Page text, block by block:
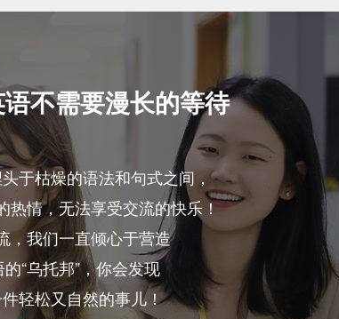
不需要漫长的等待
于枯燥的语法和句式之间，
热情，无法享受交流的快乐！
，我们一直倾心于营造
“乌托邦”，你会发现
轻松又自然的事儿！